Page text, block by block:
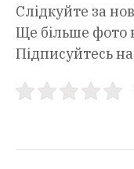
Слідкуйте за
Ще більше фото
Підписуйтесь